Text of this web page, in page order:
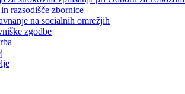
razsodišče zbornice
na socialnih omrežjih
zgodbe